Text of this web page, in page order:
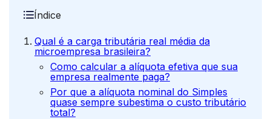
Índice
Qual é a carga tributária real média da
microempresa brasileira?
Como calcular a alíquota efetiva que sua
empresa realmente paga?
Por que a alíquota nominal do Simples
quase sempre subestima o custo tributário
total?